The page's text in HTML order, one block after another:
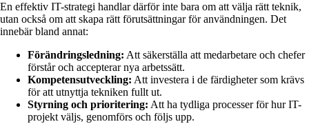
En effektiv IT-strategi handlar därför inte bara om att välja rätt teknik,
utan också om att skapa rätt förutsättningar för användningen. Det
innebär bland annat:
Förändringsledning: Att säkerställa att medarbetare och chefer
förstår och accepterar nya arbetssätt.
Kompetensutveckling: Att investera i de färdigheter som krävs
för att utnyttja tekniken fullt ut.
Styrning och prioritering: Att ha tydliga processer för hur IT-
projekt väljs, genomförs och följs upp.